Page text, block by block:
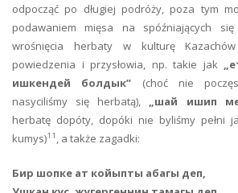
odpocząć po długiej podróży, poza tym
podawaniem mięsa na spóźniających się
wrośnięcia herbaty w kulturę
powiedzenia i przysłowia, np. takie jak
ишкендей болдык” (choć nie
nasyciliśmy się herbatą), „шай ишип
herbatę dopóty, dopóki nie byliśmy pełni
kumys)11 , a także zagadki:
Бир шопке ат койыпты абагы деп,